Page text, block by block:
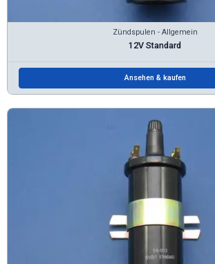
Zündspulen - Allgemein
12V Standard
Ansehen & kaufen